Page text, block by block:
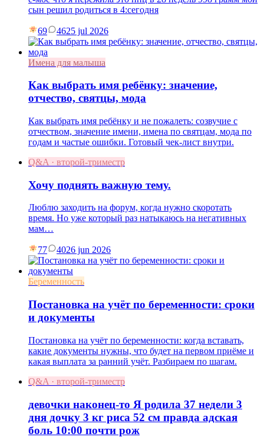
сын решил родиться в 4:сегодня
69 4625 jul 2026
Имена для малыша
Как выбрать имя ребёнку: значение,
отчество, святцы, мода
Как выбрать имя ребёнку и не пожалеть: созвучие с
отчеством, значение имени, имена по святцам, мода по
годам и частые ошибки. Готовый чек-лист внутри.
Q&A · второй-триместр
Хочу поднять важную тему.
Люблю заходить на форум, когда нужно скоротать
время. Но уже который раз натыкаюсь на негативных
мам…
77 4026 jun 2026
Беременность
Постановка на учёт по беременности: сроки
и документы
Постановка на учёт по беременности: когда вставать,
какие документы нужны, что будет на первом приёме и
какая выплата за ранний учёт. Разбираем по шагам.
Q&A · второй-триместр
девочки наконец-то Я родила 37 недели 3
дня дочку 3 кг риса 52 см правда адская
боль 10:00 почти рож